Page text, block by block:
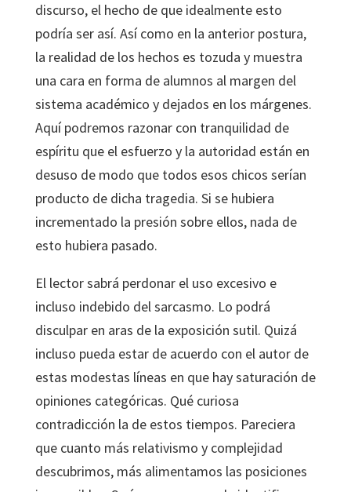
discurso, el hecho de que idealmente esto
podría ser así. Así como en la anterior postura,
la realidad de los hechos es tozuda y muestra
una cara en forma de alumnos al margen del
sistema académico y dejados en los márgenes.
Aquí podremos razonar con tranquilidad de
espíritu que el esfuerzo y la autoridad están en
desuso de modo que todos esos chicos serían
producto de dicha tragedia. Si se hubiera
incrementado la presión sobre ellos, nada de
esto hubiera pasado.
El lector sabrá perdonar el uso excesivo e
incluso indebido del sarcasmo. Lo podrá
disculpar en aras de la exposición sutil. Quizá
incluso pueda estar de acuerdo con el autor de
estas modestas líneas en que hay saturación de
opiniones categóricas. Qué curiosa
contradicción la de estos tiempos. Pareciera
que cuanto más relativismo y complejidad
descubrimos, más alimentamos las posiciones